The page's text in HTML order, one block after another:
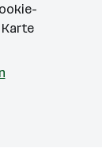
Karte